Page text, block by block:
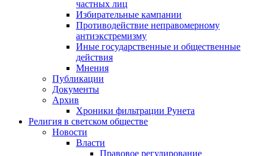
частных лиц
Избирательные кампании
Противодействие неправомерному
антиэкстремизму
Иные государственные и общественные
действия
Мнения
Публикации
Документы
Архив
Хроники фильтрации Рунета
Религия в светском обществе
Новости
Власти
Правовое регулирование